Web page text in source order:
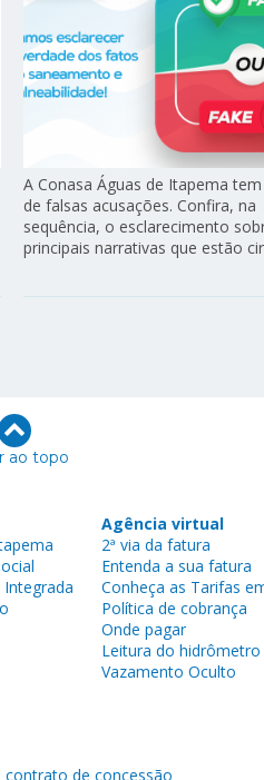
A Conasa Águas de Itapema
de falsas acusações. Confira, na
sequência, o esclarecimento
principais narrativas que estão cir
ao topo
Agência virtual
2ª via da fatura
Entenda a sua fatura
Conheça as Tarifas
Política de cobrança
Onde pagar
Leitura do hidrômetro
Vazamento Oculto
contrato de concessão